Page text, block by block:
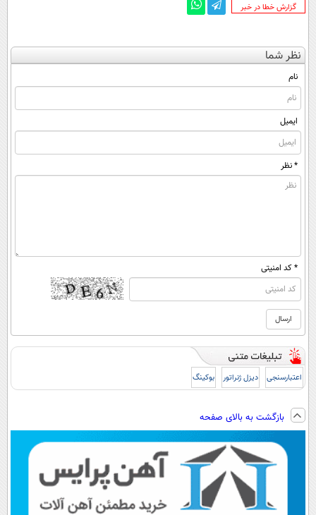
‌گزارش خطا در خبر
نظر شما
نام
ایمیل
* نظر
* کد امنیتی
اعتبارسنجی دیزل ژنراتور بوکینگ
بازگشت به بالای صفحه